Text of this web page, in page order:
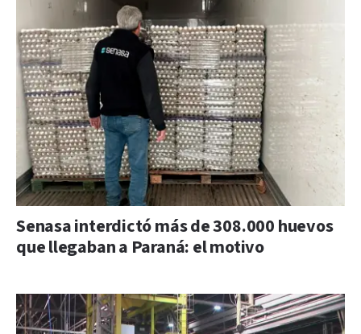
Senasa interdictó más de 308.000 huevos
que llegaban a Paraná: el motivo